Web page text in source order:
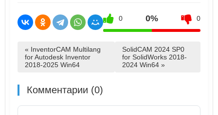
0 0% 0
« InventorCAM Multilang
for Autodesk Inventor
2018-2025 Win64
SolidCAM 2024 SP0
for SolidWorks 2018-
2024 Win64 »
Комментарии (0)